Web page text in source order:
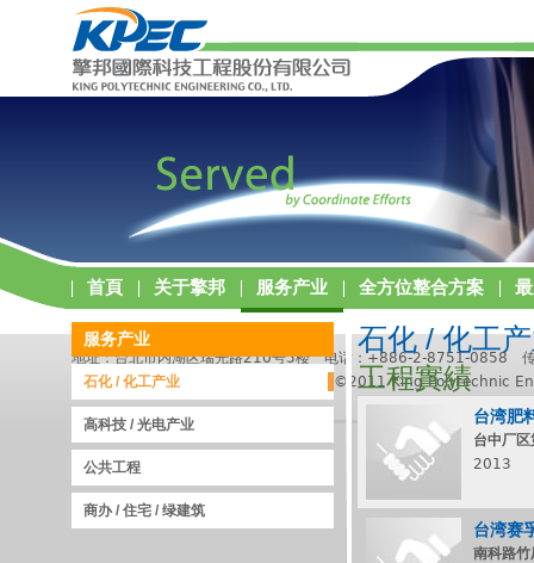
首頁 关于擎邦 服务产业 全方位整合方案
石化 / 化工
工程實績
台湾肥
台中厂
2013
台湾赛
南科路竹
服务产业
石化 / 化工产业
高科技 / 光电产业
公共工程
商办 / 住宅 / 绿建筑
地址：台北市内湖区瑞光路210号5楼 电话：+886-2-8751-0858
擎邦国际科技工程股份有限公司版权所有 ©2011 King Polytechnic